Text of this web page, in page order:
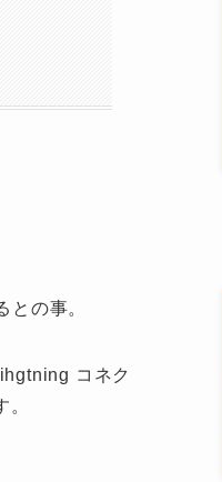
の事。
コネク